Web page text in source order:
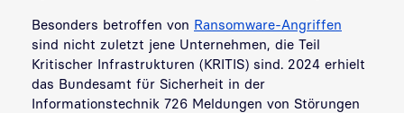
Besonders betroffen von Ransomware-Angriffen
sind nicht zuletzt jene Unternehmen, die Teil
Kritischer Infrastrukturen (KRITIS) sind. 2024 erhielt
das Bundesamt für Sicherheit in der
Informationstechnik 726 Meldungen von Störungen